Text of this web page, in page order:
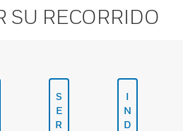
SU RECORRIDO
S
E
R
I
N
D